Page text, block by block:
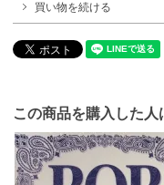
買い物を続ける
この商品を購入した